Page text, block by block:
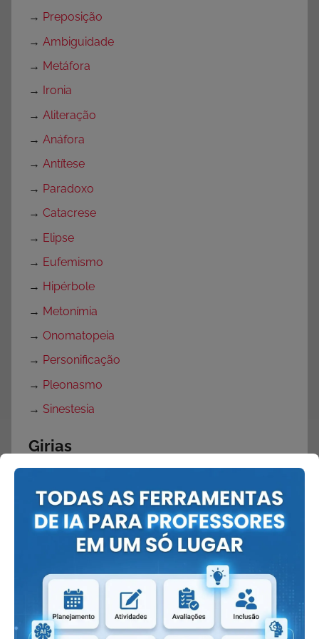
→ Preposição
→ Ambiguidade
→ Metáfora
→
Ironia
→ Aliteração
→ Anáfora
→ Antítese
→ Paradoxo
→ Catacrese
→ Elipse
→ Eufemismo
→ Hipérbole
→ Metonímia
→ Onomatopeia
→ Personificação
→ Pleonasmo
→ Sinestesia
Girias
Páscoa
Atividades Verdadeiro sentido da Páscoa
Atividades de Páscoa com Interpretação de
→Atividades para Páscoa